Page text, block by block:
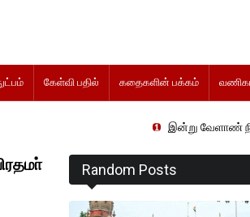
கேள்வி பதில் கதைகளின் பக்கம்
இன்று வேளாண் நிதிநிலை
Random Posts